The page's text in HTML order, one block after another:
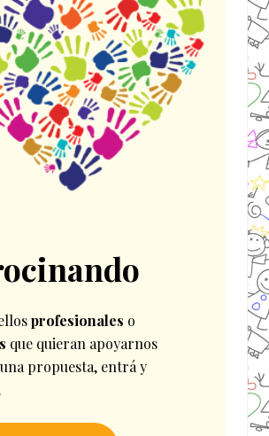
profesionales o
que quieran apoyarnos
propuesta, entrá y